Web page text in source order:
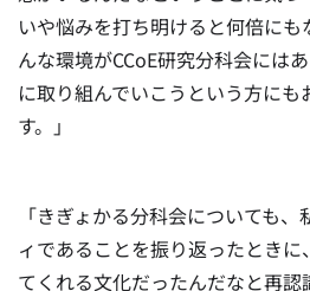
いや悩みを打ち明けると何倍に
んな環境がCCoE研究分科会には
に取り組んでいこうという方に
す。」
「きぎょかる分科会についても
ィであることを振り返ったとき
てくれる文化だったんだなと再